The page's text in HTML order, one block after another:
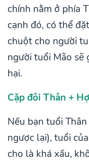
chính nằm ở phía
cạnh đó, có thể
chuột cho người
người tuổi Mão sẽ
hại.
Cặp đôi Thân +
Nếu bạn tuổi
ngược lại), tuổi
cho là khá xấu,